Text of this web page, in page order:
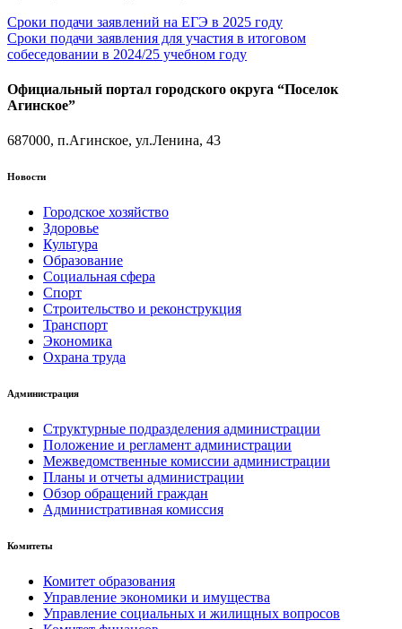
Навигация
по
Сроки подачи заявлений на ЕГЭ в 2025 году
Сроки подачи заявления для участия в итоговом
собеседовании в 2024/25 учебном году
Официальный портал городского округа “Поселок
Агинское”
687000, п.Агинское, ул.Ленина, 43
Новости
Городское хозяйство
Здоровье
Культура
Образование
Социальная сфера
Спорт
Строительство и реконструкция
Транспорт
Экономика
Охрана труда
Администрация
Структурные подразделения администрации
Положение и регламент администрации
Межведомственные комиссии администрации
Планы и отчеты администрации
Обзор обращений граждан
Административная комиссия
Комитеты
Комитет образования
Управление экономики и имущества
Управление социальных и жилищных вопросов